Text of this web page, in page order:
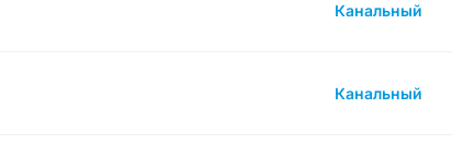
Канальный
Канальный